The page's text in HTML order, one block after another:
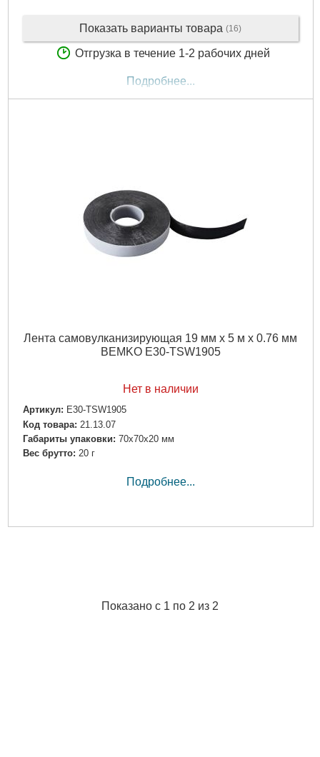
Показать варианты товара (16)
Отгрузка в течение 1-2 рабочих дней
Подробнее...
Лента самовулканизирующая 19 мм х 5 м х 0.76 мм
BEMKO E30-TSW1905
Нет в наличии
Артикул: E30-TSW1905
Код товара: 21.13.07
Габариты упаковки: 70x70x20 мм
Вес брутто: 20 г
Подробнее...
Показано с 1 по 2 из 2